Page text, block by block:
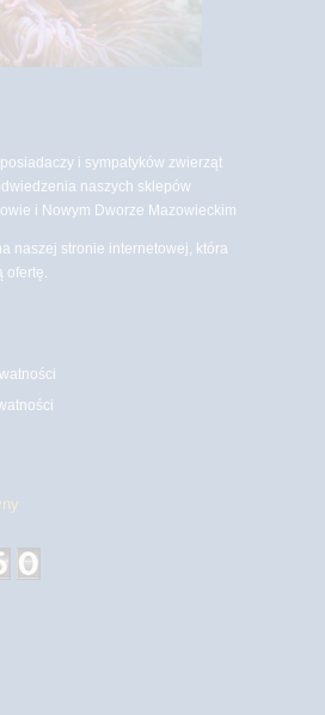
i sympatyków zwierząt
naszych sklepów
i Nowym Dworze Mazowieckim
naszej stronie internetowej, która
ofertę.